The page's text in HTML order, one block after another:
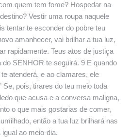
quem tem fome? Hospedar na
Vestir uma roupa naquele
tentar te esconder do pobre teu
amanhecer, vai brilhar a tua luz,
rapidamente. Teus atos de justiça
do SENHOR te seguirá. 9 E quando
atenderá, e ao clamares, ele
Se, pois, tirares do teu meio toda
que acusa e a conversa maligna,
o que mais gostarias de comer,
então a tua luz brilhará nas
ao meio-dia.